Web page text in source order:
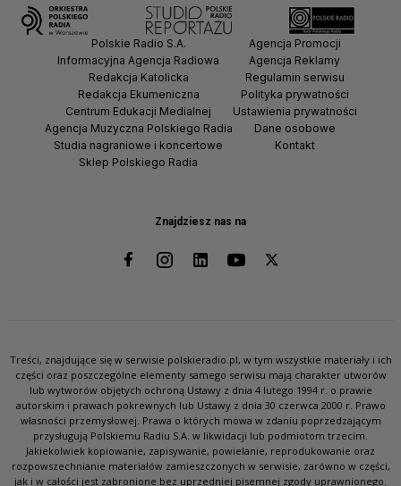
Znajdziesz nas na
Polskie Radio S.A.
Informacyjna Agencja Radiowa
Redakcja Katolicka
Redakcja Ekumeniczna
Centrum Edukacji Medialnej
Agencja Muzyczna Polskiego Radia
Studia nagraniowe i koncertowe
Sklep Polskiego Radia
Agencja Promocji
Agencja Reklamy
Regulamin serwisu
Polityka prywatności
Ustawienia prywatności
Dane osobowe
Kontakt
Treści, znajdujące się w serwisie polskieradio.pl, w tym wszystkie materiały i ich
części oraz poszczególne elementy samego serwisu mają charakter utworów
lub wytworów objętych ochroną Ustawy z dnia 4 lutego 1994 r. o prawie
autorskim i prawach pokrewnych lub Ustawy z dnia 30 czerwca 2000 r. Prawo
własności przemysłowej. Prawa o których mowa w zdaniu poprzedzającym
przysługują Polskiemu Radiu S.A. w likwidacji lub podmiotom trzecim.
Jakiekolwiek kopiowanie, zapisywanie, powielanie, reprodukowanie oraz
rozpowszechnianie materiałów zamieszczonych w serwisie, zarówno w części,
jak i w całości jest zabronione bez uprzedniej pisemnej zgody uprawnionego.